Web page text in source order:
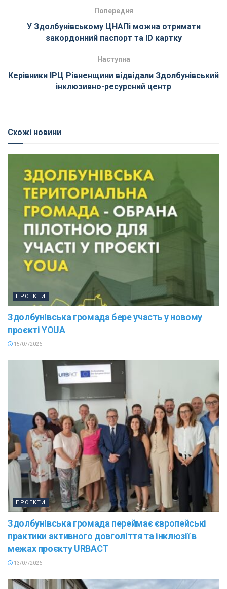
Попередня
У Здолбунівському ЦНАПі можна отримати
закордонний паспорт та ID картку
Наступна
Керівники ІРЦ Рівненщини відвідали Здолбунівський
інклюзивно-ресурсний центр
Схожі новини
ПРОЕКТИ
Здолбунівська громада бере участь у новому
проєкті YOUA
15/07/2026
ПРОЕКТИ
Здолбунівська громада переймає європейські
практики активного довголіття та інклюзії в
межах проєкту URBACT
13/07/2026